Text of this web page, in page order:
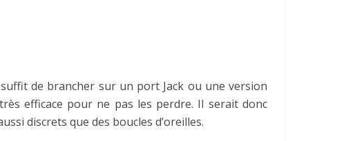
de brancher sur un port Jack ou une version
efficace pour ne pas les perdre. Il serait donc
discrets que des boucles d’oreilles.